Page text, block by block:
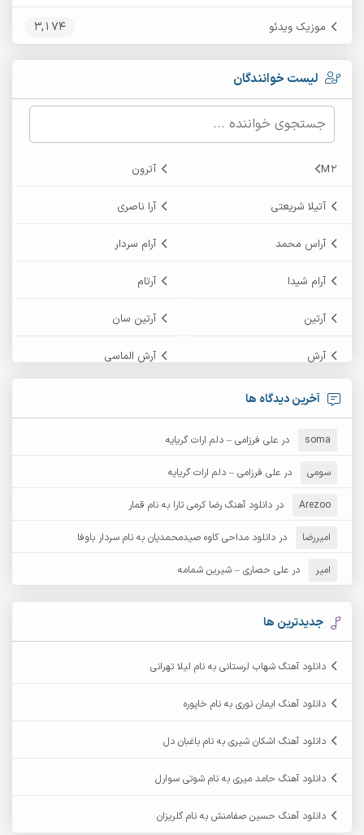
موزیک ویدئو 3,174
لیست خوانندگان
M2 آترون
آتیلا شریعتی آرا ناصری
آراس محمد آرام سردار
آرام شیدا آرتام
آرتین آرتین سان
آرش آرش الماسی
آرش امامی
آرش دی جی 2
آرش عثمان
آرش مبهم آرش مستشیری
آرش مهرابی آرش نظری
آرشام
آرکاداش
آخرین دیدگاه ها
soma در علی فرزامی – دلم ارات گریایه
سومی در علی فرزامی – دلم ارات گریایه
Arezoo در دانلود آهنگ رضا کرمی تارا به نام قمار
امیررضا در دانلود مداحی کاوه صیدمحمدیان به نام سردار باوفا
امیر در علی حصاری – شیرین شمامه
جدیدترین ها
دانلود آهنگ شهاب لرستانی به نام لیلا تهرانی
دانلود آهنگ ایمان نوری به نام خاپوره
دانلود آهنگ اشکان شیری به نام باغبان دل
دانلود آهنگ حامد میری به نام شوتی سوارل
دانلود آهنگ حسین صفامنش به نام گلریزان